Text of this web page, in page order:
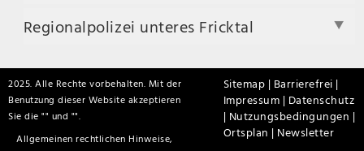
Regionalpolizei unteres Fricktal
2025. Alle Rechte vorbehalten. Mit der
Benutzung dieser Website akzeptieren
Sie die "
Allgemeinen rechtlichen Hinweise,
" und "".
Sitemap | Barrierefrei |
Impressum | Datenschutz
| Nutzungsbedingungen |
Ortsplan | Newsletter